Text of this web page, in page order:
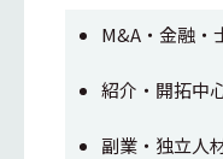
M&A・金融・
紹介・開拓中
副業・独立人